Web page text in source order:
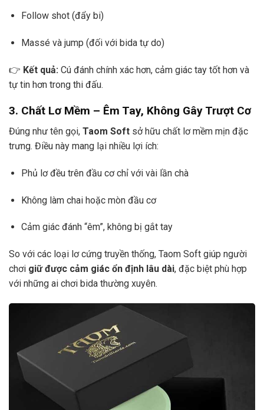
Follow shot (đẩy bi)
Massé và jump (đối với bida tự do)
👉 Kết quả: Cú đánh chính xác hơn, cảm giác tay tốt hơn và
tự tin hơn trong thi đấu.
3. Chất Lơ Mềm – Êm Tay, Không Gây Trượt Cơ
Đúng như tên gọi, Taom Soft sở hữu chất lơ mềm mịn đặc
trưng. Điều này mang lại nhiều lợi ích:
Phủ lơ đều trên đầu cơ chỉ với vài lần chà
Không làm chai hoặc mòn đầu cơ
Cảm giác đánh “êm”, không bị gắt tay
So với các loại lơ cứng truyền thống, Taom Soft giúp người
chơi giữ được cảm giác ổn định lâu dài, đặc biệt phù hợp
với những ai chơi bida thường xuyên.